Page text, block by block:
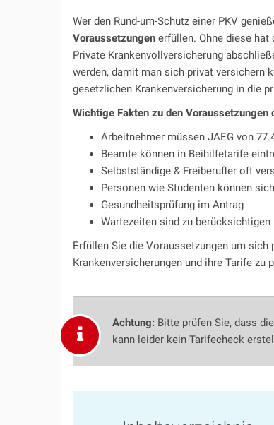
Wer den Rund-um-Schutz einer PKV
Voraussetzungen erfüllen. Ohne diese hat
Private Krankenvollversicherung
werden, damit man sich privat versichern
gesetzlichen Krankenversicherung in die
Wichtige Fakten zu den Voraussetzungen
Arbeitnehmer müssen JAEG von
Beamte können in Beihilfetarife
Selbstständige & Freiberufler oft
Personen wie Studenten können
Gesundheitsprüfung im Antrag
Wartezeiten sind zu berücksichtigen
Erfüllen Sie die Voraussetzungen um
Krankenversicherungen und ihre Tarife zu
Achtung:Bitte prüfen Sie, dass
kann leider kein Tarifecheck